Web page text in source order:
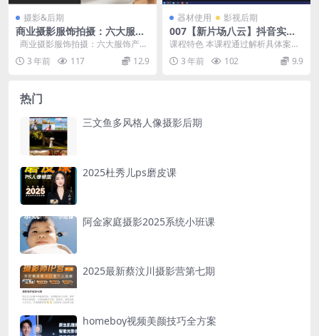
摄影&后期
商业摄影服饰拍摄：六大服饰
产品拍摄全解析案例教程
商业摄影服饰拍摄：六大服饰产品
拍摄全解析案例教程 第1节 R...
3 年前 117 12.9
器材使用 影视后期
007【新片场八云】抖音实战
攻略：从0开始打造爆款抖音
号
课程特色 本课程通过解析具体案
例： 抖音爆款--仪式感换装实战 带
你揭秘爆款技术...
3 年前 102 9.9
热门
三文鱼多风格人像摄影后期
2025杜秀儿ps磨皮课
阿金家庭摄影2025系统小班课
2025最新蔡汶川摄影营第七期
homeboy视频美颜技巧全方案